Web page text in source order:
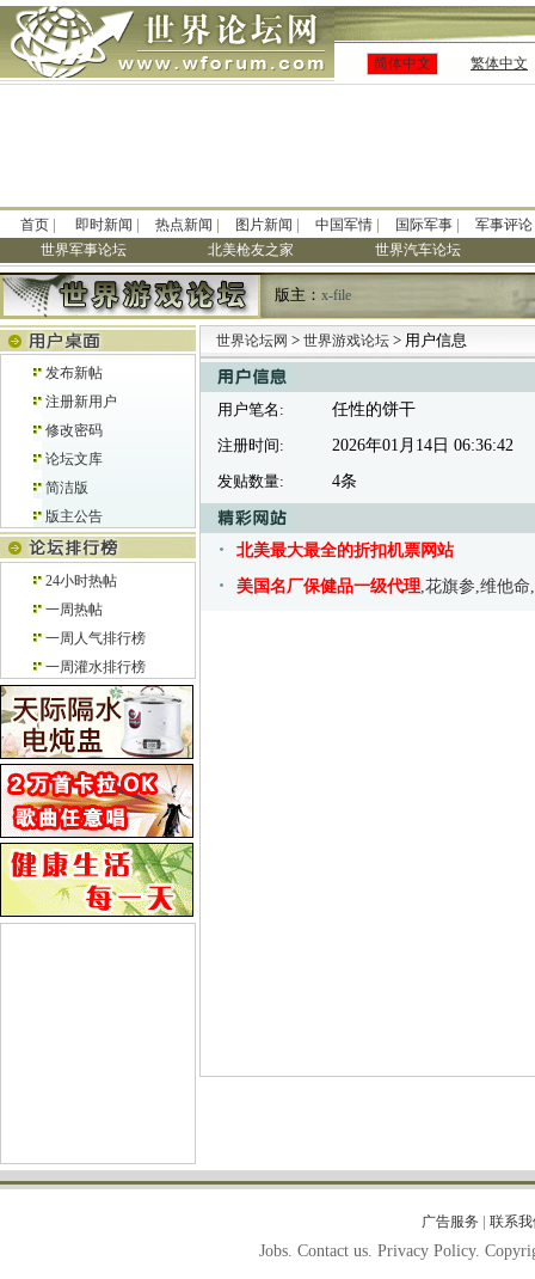
简体中文 繁体中文
首页 | 即时新闻 | 热点新闻 | 图片新闻 | 中国军情 | 国际军事 |
军事评论
世界军事论坛
北美枪友之家 世界汽车论坛
版主： x-file
发布新帖
注册新用户
修改密码
论坛文库
简洁版
版主公告
24小时热帖
一周热帖
一周人气排行榜
一周灌水排行榜
世界论坛网 > 世界游戏论坛 > 用户信息
用户笔名:
任性的饼干
注册时间:
2026年01月14日 06:36:42
发贴数量:
4条
北美最大最全的折扣机票网站
美国名厂保健品一级代理,花旗参,维他
广告服务 | 联系
Jobs. Contact us. Privacy Policy.